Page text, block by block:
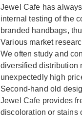
Jewel Cafe has
internal testing of the
branded handbags,
Various market
We often study and
diversified distribution
unexpectedly high
Second-hand old
Jewel Cafe provides
discoloration or stains